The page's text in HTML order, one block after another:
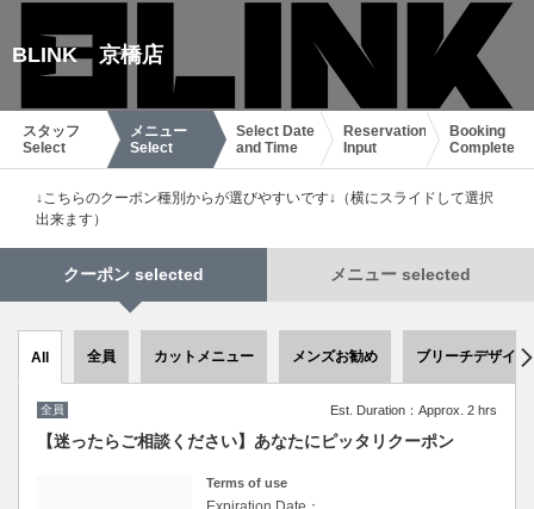
BLINK 京橋店
スタッフ
Select
メニュー
Select
Select Date
and Time
Reservation
Input
Booking
Complete
↓こちらのクーポン種別からが選びやすいです↓（横にスライドして選択
出来ます）
クーポン selected メニュー selected
All 全員 カットメニュー メンズお勧め ブリーチデザイン
全員 Est. Duration：Approx. 2 hrs
【迷ったらご相談ください】あなたにピッタリクーポン
Terms of use